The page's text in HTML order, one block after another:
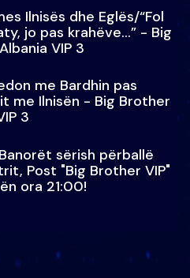
Ilnisës dhe Eglës/“Fol
jo pas krahëve…” - Big
VIP 3
me Bardhin pas
me Ilnisën - Big Brother
3
sërish përballë
Post "Big Brother VIP"
ora 21:00!